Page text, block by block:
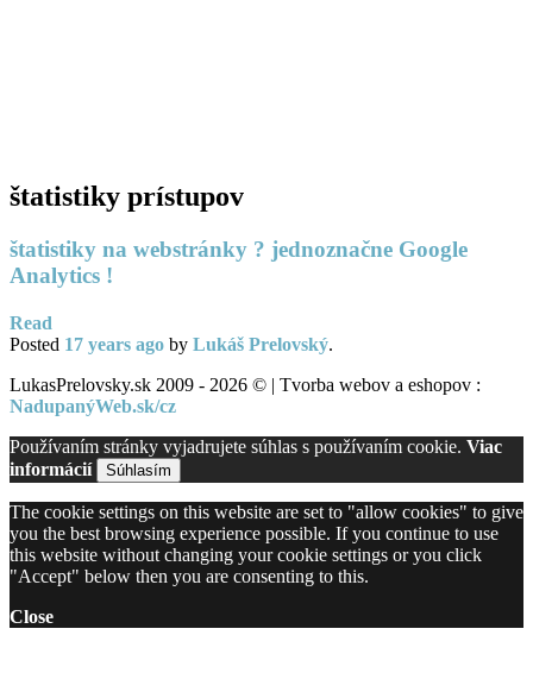
štatistiky prístupov
štatistiky na webstránky ? jednoznačne Google
Analytics !
Read
Posted 17 years ago by Lukáš Prelovský.
LukasPrelovsky.sk 2009 - 2026 © | Tvorba webov a eshopov :
NadupanýWeb.sk/cz
Používaním stránky vyjadrujete súhlas s používaním cookie. Viac
informácií
Súhlasím
The cookie settings on this website are set to "allow cookies" to give
you the best browsing experience possible. If you continue to use
this website without changing your cookie settings or you click
"Accept" below then you are consenting to this.
Close